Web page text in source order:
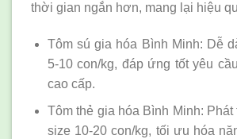
thời gian ngắn hơn, mang lại hiệu
Tôm sú gia hóa Bình Minh: Dễ
5-10 con/kg, đáp ứng tốt yêu
cao cấp.
Tôm thẻ gia hóa Bình Minh: Phát
size 10-20 con/kg, tối ưu hóa